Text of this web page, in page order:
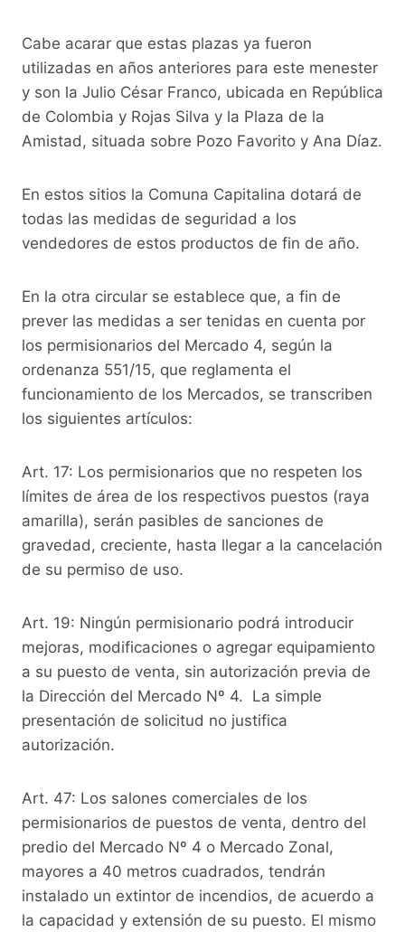
Cabe acarar que estas plazas ya fueron
utilizadas en años anteriores para este menester
y son la Julio César Franco, ubicada en República
de Colombia y Rojas Silva y la Plaza de la
Amistad, situada sobre Pozo Favorito y Ana Díaz.
En estos sitios la Comuna Capitalina dotará de
todas las medidas de seguridad a los
vendedores de estos productos de fin de año.
En la otra circular se establece que, a fin de
prever las medidas a ser tenidas en cuenta por
los permisionarios del Mercado 4, según la
ordenanza 551/15, que reglamenta el
funcionamiento de los Mercados, se transcriben
los siguientes artículos:
Art. 17: Los permisionarios que no respeten los
límites de área de los respectivos puestos (raya
amarilla), serán pasibles de sanciones de
gravedad, creciente, hasta llegar a la cancelación
de su permiso de uso.
Art. 19: Ningún permisionario podrá introducir
mejoras, modificaciones o agregar equipamiento
a su puesto de venta, sin autorización previa de
la Dirección del Mercado Nº 4. La simple
presentación de solicitud no justifica
autorización.
Art. 47: Los salones comerciales de los
permisionarios de puestos de venta, dentro del
predio del Mercado Nº 4 o Mercado Zonal,
mayores a 40 metros cuadrados, tendrán
instalado un extintor de incendios, de acuerdo a
la capacidad y extensión de su puesto. El mismo